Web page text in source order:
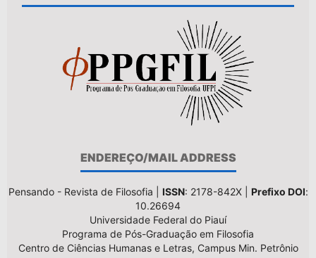
ENDEREÇO/MAIL ADDRESS
Pensando - Revista de Filosofia | ISSN: 2178-842X | Prefixo DOI:
10.26694
Universidade Federal do Piauí
Programa de Pós-Graduação em Filosofia
Centro de Ciências Humanas e Letras, Campus Min. Petrônio